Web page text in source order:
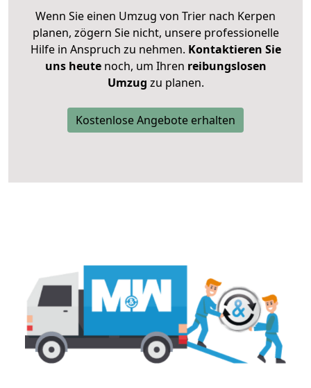
Wenn Sie einen Umzug von Trier nach Kerpen
planen, zögern Sie nicht, unsere professionelle
Hilfe in Anspruch zu nehmen. Kontaktieren Sie
uns heutenoch, um Ihren reibungslosen
Umzug zu planen.
Kostenlose Angebote erhalten